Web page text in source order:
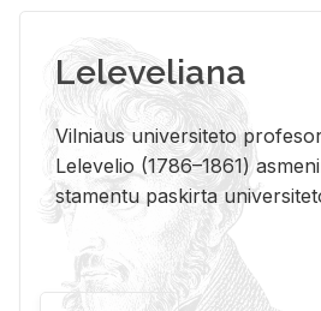
Leleveliana
Vil­niaus uni­ver­si­te­to
Le­le­ve­lio (1786–1861)
sta­men­tu pa­skir­ta